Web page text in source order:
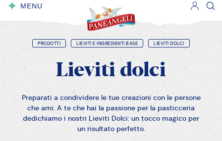
MENU
PRODOTTI LIEVITI E INGREDIENTI BASE LIEVITI DOLCI
Lieviti dolci
Preparati a condividere le tue creazioni con le persone
che ami. A te che hai la passione per la pasticceria
dedichiamo i nostri Lieviti Dolci: un tocco magico per
un risultato perfetto.